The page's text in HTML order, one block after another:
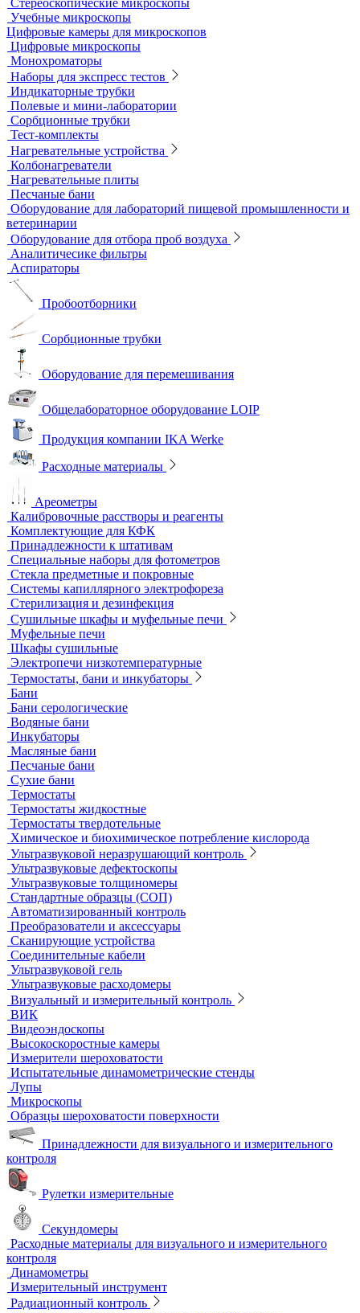
Мерная посуда
Посуда общего назначения
Центрифужные пробирки
Микроскопы
Инвертируемые микроскопы
Комплектующие к микроскопам
Лабораторные микроскопы
Люминесцентные микроскопы
Металлографические микроскопы
Объективы для микроскопов
Окуляры для микроскопов
Поляризационные микроскопы
Стереоскопические микроскопы
Учебные микроскопы
Цифровые камеры для микроскопов
Цифровые микроскопы
Монохроматоры
Наборы для экспресс тестов
Индикаторные трубки
Полевые и мини-лаборатории
Сорбционные трубки
Тест-комплекты
Нагревательные устройства
Колбонагреватели
Нагревательные плиты
Песчаные бани
Оборудование для лабораторий пищевой промышленности и
ветеринарии
Оборудование для отбора проб воздуха
Аналитичесике фильтры
Аспираторы
Сорбционные трубки
Оборудование для перемешивания
Общелабораторное оборудование LOIP
Продукция компании IKA Werke
Расходные материалы
Ареометры
Калибровочные расстворы и реагенты
Комплектующие для КФК
Принадлежности к штативам
Специальные наборы для фотометров
Стекла предметные и покровные
Системы капиллярного электрофореза
Стерилизация и дезинфекция
Сушильные шкафы и муфельные печи
Муфельные печи
Шкафы сушильные
Электропечи низкотемпературные
Термостаты, бани и инкубаторы
Бани
Бани серологические
Водяные бани
Инкубаторы
Масляные бани
Песчаные бани
Сухие бани
Термостаты
Термостаты жидкостные
Термостаты твердотельные
Химическое и биохимическое потребление кислорода
Ультразвуковой неразрушающий контроль
Ультразвуковые дефектоскопы
Ультразвуковые толщиномеры
Стандартные образцы (СОП)
Автоматизированный контроль
Преобразователи и аксессуары
Сканирующие устройства
Соединительные кабели
Ультразвуковой гель
Ультразвуковые расходомеры
Визуальный и измерительный контроль
ВИК
Видеоэндоскопы
Высокоскоростные камеры
Измерители шероховатости
Испытательные динамометрические стенды
Лупы
Микроскопы
Образцы шероховатости поверхности